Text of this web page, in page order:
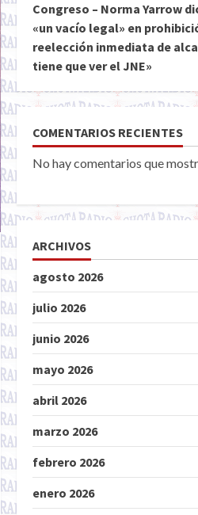
Congreso – Norma Yarrow
«un vacío legal» en
reelección inmediata de
tiene que ver el JNE»
COMENTARIOS RECIENTES
No hay comentarios que
ARCHIVOS
agosto 2026
julio 2026
junio 2026
mayo 2026
abril 2026
marzo 2026
febrero 2026
enero 2026